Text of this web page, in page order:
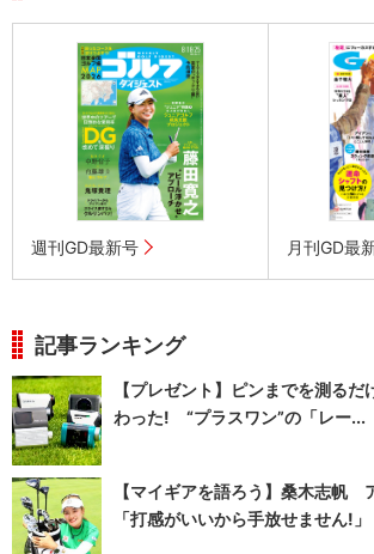
週刊GD最新号 月刊GD最
記事ランキング
【プレゼント】ピンまでを測る
わった! “プラスワン”の「レー...
【マイギアを語ろう】桑木志帆
「打感がいいから手放せません!」